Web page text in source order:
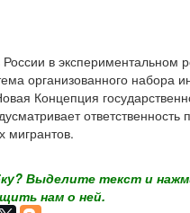
в экспериментальном
организованного набора
Концепция
мигрантов.
Выделите текст и
нам о ней.